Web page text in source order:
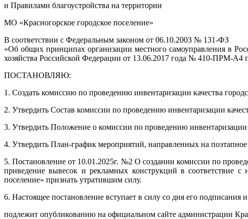
и Правилами благоустройства на территории
МО «Красногорское городское поселение»
В соответствии с Федеральным законом от 06.10.2003 № 131-ФЗ
«Об общих принципах организации местного самоуправления в
хозяйства Российской Федерации от 13.06.2017 года № 410-ПРМ-А4
ПОСТАНОВЛЯЮ:
1. Создать комиссию по проведению инвентаризации качества
2. Утвердить Состав комиссии по проведению инвентаризации
3. Утвердить Положение о комиссии по проведению
4. Утвердить План-график мероприятий, направленных на
5. Постановление от 10.01.2025г. №2 О создании комиссии по
приведение вывесок и рекламных конструкций в соответствие с
поселение» признать утратившим силу.
6. Настоящее постановление вступает в силу со дня его подписания и
подлежит опубликованию на официальном сайте администрации